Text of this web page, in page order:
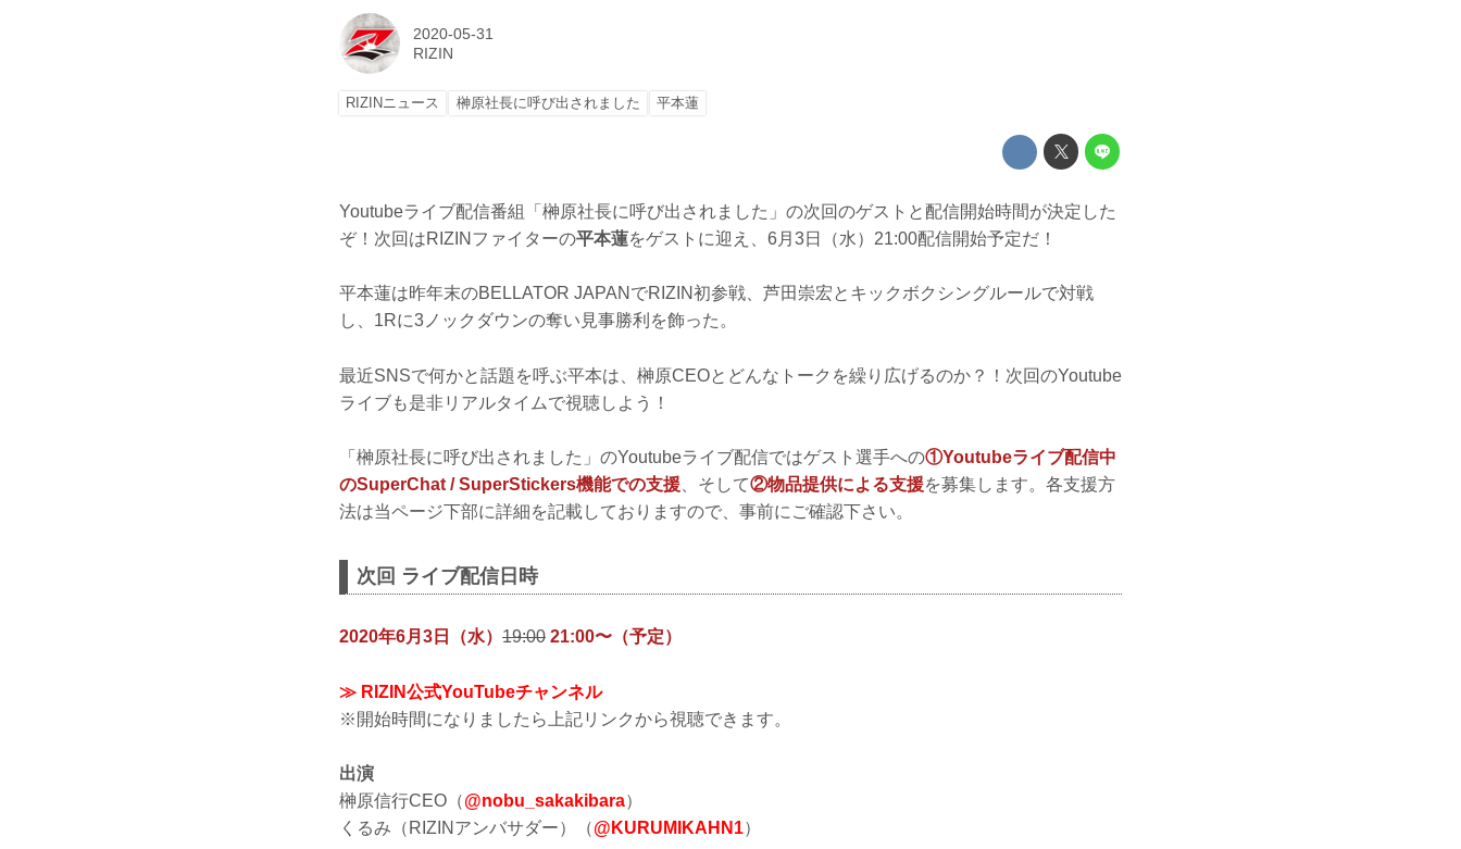
2020-05-31
RIZIN
RIZINニュース 榊原社長に呼び出されました 平本蓮
Youtubeライブ配信番組「榊原社長に呼び出されました」の次回のゲストと配信開始時間が決定した
ぞ！次回はRIZINファイターの平本蓮をゲストに迎え、6月3日（水）21:00配信開始予定だ！
平本蓮は昨年末のBELLATOR JAPANでRIZIN初参戦、芦田崇宏とキックボクシングルールで対戦
し、1Rに3ノックダウンの奪い見事勝利を飾った。
最近SNSで何かと話題を呼ぶ平本は、榊原CEOとどんなトークを繰り広げるのか？！次回のYoutube
ライブも是非リアルタイムで視聴しよう！
「榊原社長に呼び出されました」のYoutubeライブ配信ではゲスト選手への①Youtubeライブ配信中
のSuperChat / SuperStickers機能での支援、そして②物品提供による支援を募集します。各支援方
法は当ページ下部に詳細を記載しておりますので、事前にご確認下さい。
次回 ライブ配信日時
2020年6月3日（水） 19:00 21:00〜（予定）
≫ RIZIN公式YouTubeチャンネル
※開始時間になりましたら上記リンクから視聴できます。
出演
榊原信行CEO（@nobu_sakakibara）
くるみ（RIZINアンバサダー）（@KURUMIKAHN1）